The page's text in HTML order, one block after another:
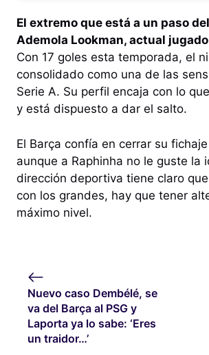
El extremo que está a un paso
Ademola Lookman, actual
Con 17 goles esta temporada, el
consolidado como una de las
Serie A. Su perfil encaja con lo
y está dispuesto a dar el salto.
El Barça confía en cerrar su
aunque a Raphinha no le guste la
dirección deportiva tiene claro
con los grandes, hay que tener
máximo nivel.
Nuevo caso Dembélé, se
va del Barça al PSG y
Laporta ya lo sabe: ‘Eres
un traidor…’